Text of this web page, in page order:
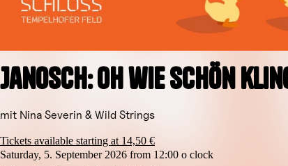
Janosch: Oh wie schön
mit Nina Severin & Wild Strings
Tickets available starting at 14,50 €
Saturday, 5. September 2026 from 12:00 o clock